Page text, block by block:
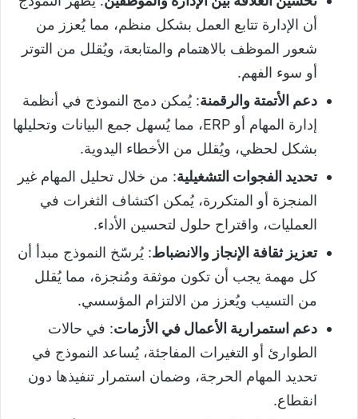
أن الإدارة تتابع العمل بشكل منظم، مما يُعزز من
شعور الموظف بالاهتمام والمتابعة، ويُقلل من التوتر
أو سوء الفهم.
دعم الأتمتة والرقمنة: يُمكن دمج النموذج في أنظمة
إدارة المهام أو ERP، مما يُسهل جمع البيانات وتحليلها
بشكل لحظي، ويُقلل من الأخطاء اليدوية.
تحديد الفجوات التشغيلية: من خلال تحليل المهام غير
المنجزة أو المتكررة، يُمكن اكتشاف الثغرات في
العمليات، واقتراح حلول لتحسين الأداء.
تعزيز ثقافة الإنجاز والانضباط: يُرسّخ النموذج مبدأ أن
كل مهمة يجب أن تكون موثقة ومُنجزة، مما يُقلل
من التسيب ويُعزز من الالتزام المؤسسي.
دعم استمرارية الأعمال في الأزمات: في حالات
الطوارئ أو التغيرات المفاجئة، يُساعد النموذج في
تحديد المهام الحرجة، وضمان استمرار تنفيذها دون
انقطاع.